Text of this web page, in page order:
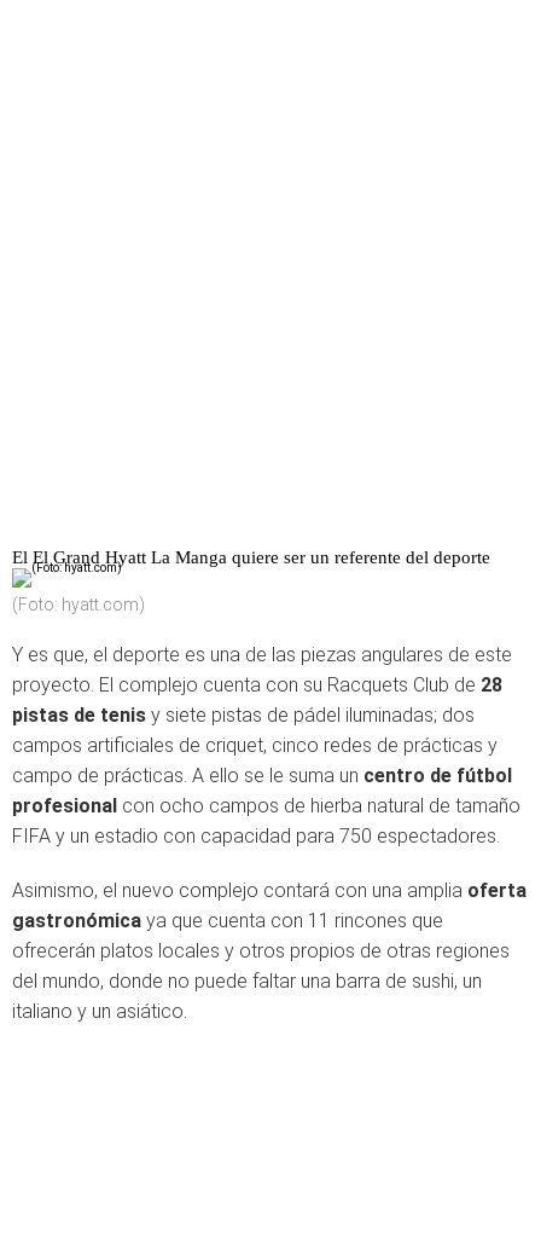
El El Grand Hyatt La Manga quiere ser un referente del deporte
(Foto: hyatt.com)
Y es que, el deporte es una de las piezas angulares de este
proyecto. El complejo cuenta con su Racquets Club de 28
pistas de tenis y siete pistas de pádel iluminadas; dos
campos artificiales de criquet, cinco redes de prácticas y
campo de prácticas. A ello se le suma un centro de fútbol
profesional con ocho campos de hierba natural de tamaño
FIFA y un estadio con capacidad para 750 espectadores.
Asimismo, el nuevo complejo contará con una amplia oferta
gastronómica ya que cuenta con 11 rincones que
ofrecerán platos locales y otros propios de otras regiones
del mundo, donde no puede faltar una barra de sushi, un
italiano y un asiático.